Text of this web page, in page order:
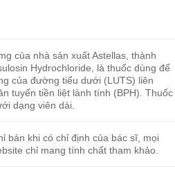
của nhà sản xuất Astellas, thành
Hydrochloride, là thuốc dùng để
của đường tiểu dưới (LUTS) liên
tuyến tiền liệt lành tính (BPH). Thuốc
dạng viên dài.
bán khi có chỉ định của bác sĩ, mọi
chỉ mang tính chất tham khảo.